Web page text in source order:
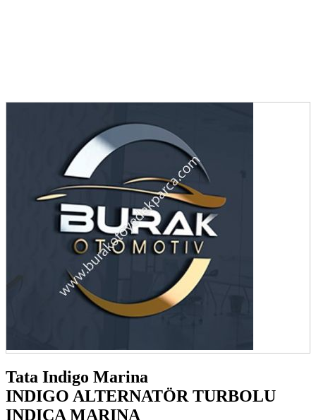
Tata Indigo Marina
INDIGO ALTERNATÖR TURBOLU
INDICA MARINA